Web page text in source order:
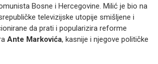
Bosne i Hercegovine. Milić je bio na
televizijske utopije smišljene i
da prati i popularizira reforme
Ante Markovića, kasnije i njegove političke